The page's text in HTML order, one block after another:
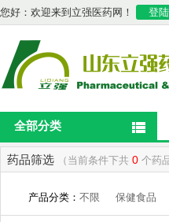
您好：欢迎来到立强医药网！ 登陆
全部分类
药品筛选 （当前条件下共 0 个药
产品分类： 不限 保健食品